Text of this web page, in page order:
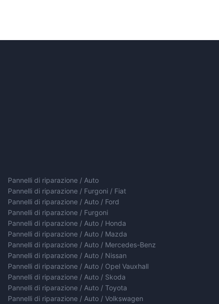
Pannelli di riparazione / Auto
Pannelli di riparazione / Furgoni / Fiat
Pannelli di riparazione / Auto / Ford
Pannelli di riparazione / Furgoni
Pannelli di riparazione / Auto / Honda
Pannelli di riparazione / Auto / Mazda
Pannelli di riparazione / Auto / Mercedes-Benz
Pannelli di riparazione / Auto / Nissan
Pannelli di riparazione / Auto / Opel Vauxhall
Pannelli di riparazione / Auto / Skoda
Pannelli di riparazione / Auto / Toyota
Pannelli di riparazione / Auto / Volkswagen